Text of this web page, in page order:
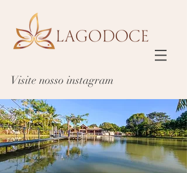
Visite nosso instagram